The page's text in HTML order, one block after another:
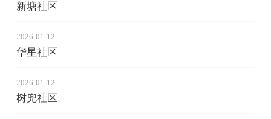
新塘社区
2026-01-12
华星社区
2026-01-12
树兜社区